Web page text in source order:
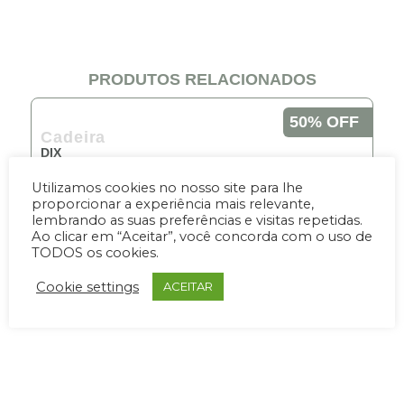
PRODUTOS RELACIONADOS
50% OFF
Cadeira
DIX
De R$5,462.10
Por R$2,731.00
10x de 273.10
Utilizamos cookies no nosso site para lhe
proporcionar a experiência mais relevante,
lembrando as suas preferências e visitas repetidas.
Ao clicar em “Aceitar”, você concorda com o uso de
TODOS os cookies.
Cookie settings ACEITAR